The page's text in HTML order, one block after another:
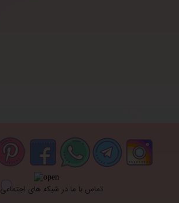
تماس با ما در شبکه های اجتماعی